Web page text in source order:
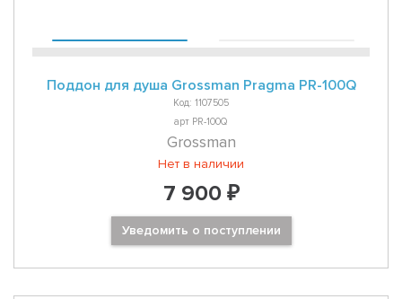
Поддон для душа Grossman Pragma PR-100Q
Код: 1107505
арт PR-100Q
Grossman
Нет в наличии
7 900 ₽
Уведомить о поступлении